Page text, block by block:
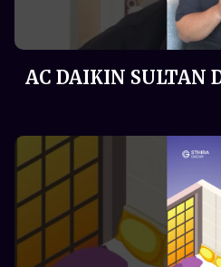
AC DAIKIN SULTAN